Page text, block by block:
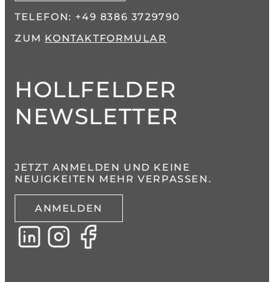
TELEFON: +49 8386 3729790
ZUM KONTAKTFORMULAR
HOLLFELDER
NEWSLETTER
JETZT ANMELDEN UND KEINE
NEUIGKEITEN MEHR VERPASSEN.
ANMELDEN